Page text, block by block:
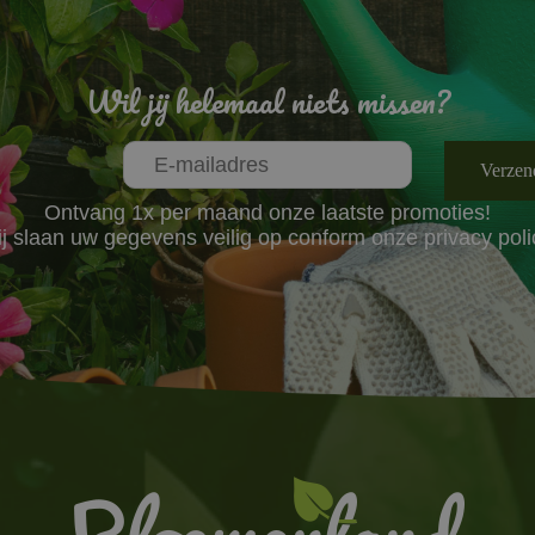
Wil jij helemaal niets missen?
Ontvang 1x per maand onze laatste promoties!
slaan uw gegevens veilig op conform onzeprivacy